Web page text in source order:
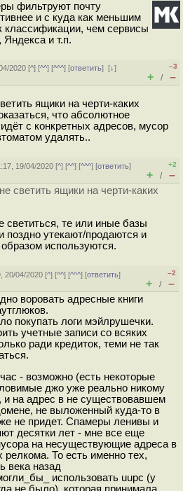
фильтруют почту
и с куда как меньшим
классификации, чем сервисы
и т.п.
2020 [^] [^^] [^^^] [ответить][↓]
–3
+ / –
ящики на черти-каких
что абсолютное
с конкретных адресов, мусор
удалять..
19/04/2020 [^] [^^] [^^^] [ответить]
+2
+ / –
светить ящики на черти-каких
светиться, те или иные базы
поздно утекают/продаются и
используются.
20/04/2020 [^] [^^] [^^^] [ответить]
–2
+ / –
воровать адресные книги
покупать логи мэйлрушечки.
учетные записи со всяких
ради кредиток, теми не так
- возможно (есть некоторые
джо уже реально никому
и на адрес в не существовавшем
не выложенный куда-то в
не придет. Спамеры ленивы и
десятки лет - мне все еще
на несуществующие адреса в
То есть именно тех,
века назад
использовать uupc (у